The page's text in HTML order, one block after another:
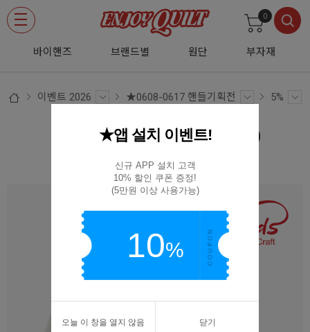
바이핸즈 브랜드별 원단 부자재
0
이벤트 2026 ★0608-0617 핸들기획전 5%
[바이핸즈] 웨빙핸들(L) 24-4003 (L)
24-4003(L)
★앱 설치 이벤트!
신규 APP 설치 고객
10% 할인 쿠폰 증정!
(5만원 이상 사용가능)
10%
오늘 이 창을 열지 않음 닫기